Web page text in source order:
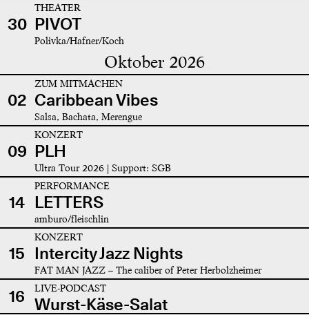
30
THEATER
PIVOT
Polivka/Hafner/Koch
Oktober 2026
02
ZUM MITMACHEN
Caribbean Vibes
Salsa, Bachata, Merengue
09
KONZERT
PLH
Ultra Tour 2026 | Support: SGB
14
PERFORMANCE
LETTERS
amburo/fleischlin
15
KONZERT
Intercity Jazz Nights
FAT MAN JAZZ – The caliber of Peter Herbolzheimer
16 LIVE-PODCAST
Wurst-Käse-Salat